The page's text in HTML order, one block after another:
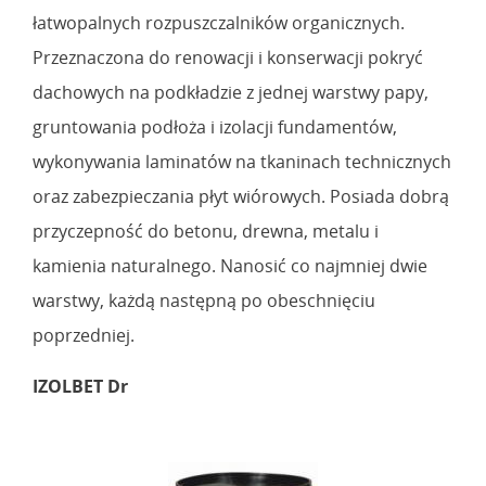
łatwopalnych rozpuszczalników organicznych.
Przeznaczona do renowacji i konserwacji pokryć
dachowych na podkładzie z jednej warstwy papy,
gruntowania podłoża i izolacji fundamentów,
wykonywania laminatów na tkaninach technicznych
oraz zabezpieczania płyt wiórowych. Posiada dobrą
przyczepność do betonu, drewna, metalu i
kamienia naturalnego. Nanosić co najmniej dwie
warstwy, każdą następną po obeschnięciu
poprzedniej.
IZOLBET Dr